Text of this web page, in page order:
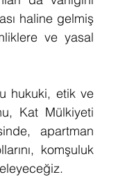
haline gelmiş
ve yasal
hukuki, etik ve
Kat Mülkiyeti
apartman
komşuluk